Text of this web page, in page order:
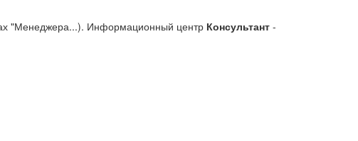
"Менеджера...). Информационный центр Консультант -